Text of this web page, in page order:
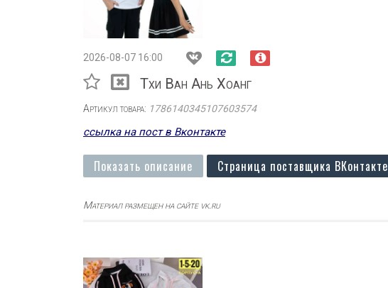
2026-08-07 16:00
Тхи Ван Ань Хоанг
Артикул товара: 1786140345107603574
ссылка на пост в Вконтакте
Показать описание Страница поставщика ВКонтакте
Материал размещен на сайте vk.ru